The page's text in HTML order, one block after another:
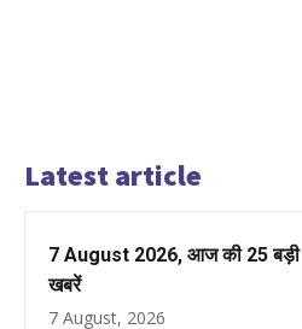
Latest article
7 August 2026, आज की 25 बड़ी
खबरें
7 August, 2026